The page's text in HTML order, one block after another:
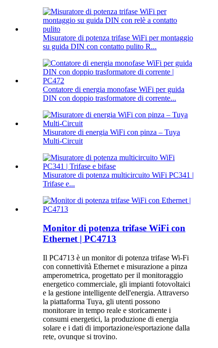
Misuratore di potenza trifase WiFi per montaggio
su guida DIN con contatto pulito R...
Contatore di energia monofase WiFi per guida
DIN con doppio trasformatore di corrente...
Misuratore di energia WiFi con pinza – Tuya
Multi-Circuit
Misuratore di potenza multicircuito WiFi PC341 |
Trifase e...
Monitor di potenza trifase WiFi con
Ethernet | PC4713
Il PC4713 è un monitor di potenza trifase Wi-Fi
con connettività Ethernet e misurazione a pinza
amperometrica, progettato per il monitoraggio
energetico commerciale, gli impianti fotovoltaici
e la gestione intelligente dell'energia. Attraverso
la piattaforma Tuya, gli utenti possono
monitorare in tempo reale e storicamente i
consumi energetici, la produzione di energia
solare e i dati di importazione/esportazione dalla
rete, ovunque si trovino.